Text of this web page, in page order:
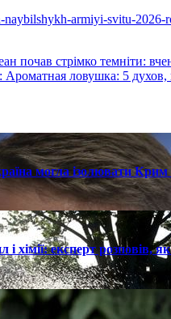
naybilshykh-armiyi-svitu-
почав стрімко темніти:
Ароматная ловушка: 5
могла ізолювати
експерт розповів,